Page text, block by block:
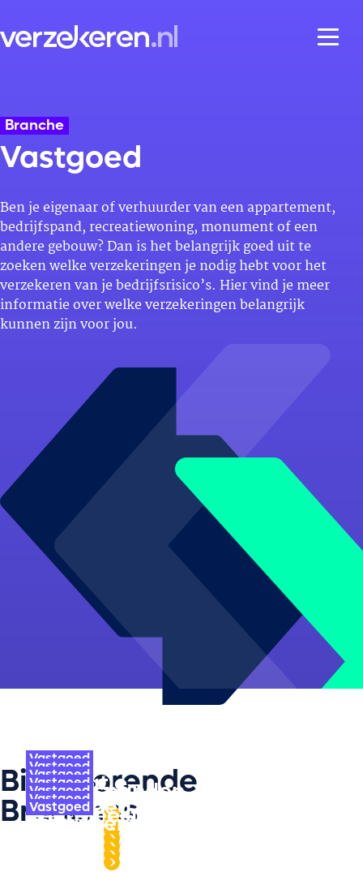
Branche
Vastgoed
Ben je eigenaar of verhuurder van een appartement,
bedrijfspand, recreatiewoning, monument of een
andere gebouw? Dan is het belangrijk goed uit te
zoeken welke verzekeringen je nodig hebt voor het
verzekeren van je bedrijfsrisico’s. Hier vind je meer
informatie over welke verzekeringen belangrijk
kunnen zijn voor jou.
Bijbehorende
Branches
Vastgoed
Recreatie
Lees verder
Vastgoed
Bedrijfspanden
Lees verder
Vastgoed
Woningen
Vastgoed
Landgoed
Vastgoed
Rentmeesters
Vastgoed
Monumenten
Vastgoed